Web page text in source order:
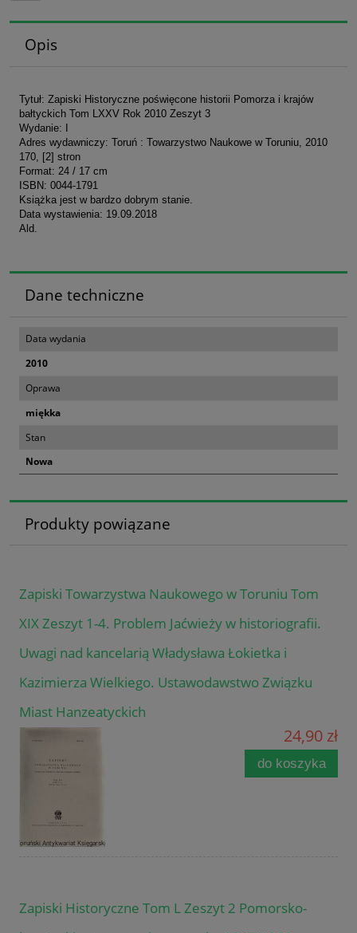
Opis
Tytuł: Zapiski Historyczne poświęcone historii Pomorza i krajów
bałtyckich Tom LXXV Rok 2010 Zeszyt 3
Wydanie: I
Adres wydawniczy: Toruń : Towarzystwo Naukowe w Toruniu, 2010
170, [2] stron
Format: 24 / 17 cm
ISBN: 0044-1791
Książka jest w bardzo dobrym stanie.
Data wystawienia: 19.09.2018
Ald.
Dane techniczne
Data wydania
2010
Oprawa
miękka
Stan
Nowa
Produkty powiązane
Zapiski Towarzystwa Naukowego w Toruniu Tom
XIX Zeszyt 1-4. Problem Jaćwieży w historiografii.
Uwagi nad kancelarią Władysława Łokietka i
Kazimierza Wielkiego. Ustawodawstwo Związku
Miast Hanzeatyckich
24,90 zł
do koszyka
Zapiski Historyczne Tom L Zeszyt 2 Pomorsko-